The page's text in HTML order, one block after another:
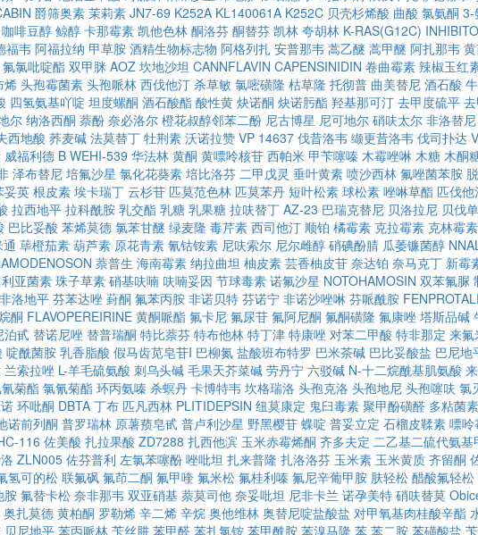
爵筛奥素 茉莉素 JN7-69 K252A KL140061A K252C 贝壳杉烯酸 曲酸 氯氨酮 3-
咖啡豆醇 鲸醇 卡那霉素 凯他色林 酮洛芬 酮替芬 凯林 夸胡林 K-RAS(G12C)
福韦 阿福拉纳 甲草胺 酒精生物标志物 阿格列扎 安普那韦 蒿乙醚 蒿甲醚 阿扎那韦
氟氯吡啶酯 双甲脒 AOZ 坎地沙坦 CANNFLAVIN CAPENSINIDIN 卷曲霉素 辣椒玉红
烯 头孢霉菌素 头孢哌林 西伐他汀 杀草敏 氯嘧磺隆 枯草隆 托彻普 曲美替尼 酒石酸
四氢氨基吖啶 坦度螺酮 酒石酸酯 酸性黄 炔诺酮 炔诺肟酯 羟基那可汀 去甲度硫平
尔 纳洛西酮 萘酚 奈必洛尔 橙花叔醇邻苯二酚 尼古博星 尼可地尔 硝呋太尔 非洛替尼
西地酸 荞麦碱 法莫替丁 牡荆素 沃诺拉赞 VP 14637 伐昔洛韦 缬更昔洛韦 伐司扑达
威福利德 B WEHI-539 华法林 黄酮 黄嘌呤核苷 西帕米 甲苄噻嗪 木霉唑啉 木糖 木酮
泽布替尼 培氟沙星 氯化花葵素 培比洛芬 二甲戊灵 垂叶黄素 喷沙西林 氟唑菌苯胺
妥英 根皮素 埃卡瑞丁 云杉苷 匹莫范色林 匹莫苯丹 短叶松素 球松素 唑啉草酯 匹伐他
拉西地平 拉科酰胺 乳交酯 乳糖 乳果糖 拉呋替丁 AZ-23 巴瑞克替尼 贝洛拉尼 贝伐
巴比妥酸 苯烯莫德 氯苯甘醚 绿麦隆 毒芹素 西司他汀 顺铂 橘霉素 克拉霉素 克林霉素
荜橙茄素 葫芦素 原花青素 氰钴铵素 尼呋索尔 尼尔雌醇 硝碘酚腈 瓜萎镰菌醇
萘普生 海南霉素 纳拉曲坦 柚皮素 芸香柚皮苷 奈达铂 奈马克丁 新霉
亚菌素 珠子草素 硝基呋喃 呋喃妥因 节球毒素 诺氟沙星 NOTOHAMOSIN 双苯氟脲
非洛地平 芬苯达唑 葑酮 氟苯丙胺 非诺贝特 芬诺宁 非诺沙唑啉 芬哌酰胺
酮 FLAVOPEREIRINE 黄酮哌酯 氟卡尼 氟尿苷 氟阿尼酮 氟酮磺隆 氟康唑 塔斯品碱
泊甙 替诺尼唑 替普瑞酮 特比萘芬 特布他林 特丁津 特康唑 对苯二甲酸 特非那定 来氟
啶酰菌胺 乳香脂酸 假马齿苋皂苷I 巴柳氮 盐酸班布特罗 巴米茶碱 巴比妥酸盐 巴尼地
兰索拉唑 L-羊毛硫氨酸 刺乌头碱 毛果天芥菜碱 劳丹宁 六驳碱 N-十二烷酰基肌氨酸
菊酯 氯氰菊酯 环丙氨嗪 杀螟丹 卡博特韦 坎格瑞洛 头孢克洛 头孢地尼 头孢噻呋 氯
环吡酮 DBTA 丁布 匹凡西林 PLITIDEPSIN 纽莫康定 鬼臼毒素 聚甲酚磺醛 多粘菌素
诺前列酮 普罗瑞林 原薯蓣皂甙 普卢利沙星 野黑樱苷 蝶啶 普妥立定 石榴皮鞣素 嘌呤
116 佐美酸 扎拉果酸 ZD7288 扎西他滨 玉米赤霉烯酮 齐多夫定 二乙基二硫代氨基
ZLN005 佐芬普利 左氯苯噻酚 唑吡坦 扎来普隆 扎洛洛芬 玉米素 玉米黄质 齐留酮
氢可的松 联氟砜 氟茚二酮 氟甲喹 氟米松 氟桂利嗪 氟尼辛葡甲胺 肤轻松 醋酸氟轻松
胺 氟替卡松 奈非那韦 双亚硝基 萘莫司他 奈妥吡坦 尼非卡兰 诺孕美特 硝呋替莫
奥扎莫德 黄柏酮 罗勒烯 辛二烯 辛烷 奥他维林 奥替尼啶盐酸盐 对甲氧基肉桂酸辛酯
贝尼地平 苯丙哌林 苄丝肼 苯甲醛 苯扎氯铵 苯甲酰胺 苯溴马隆 苯 苯二胺 苯磺酸盐